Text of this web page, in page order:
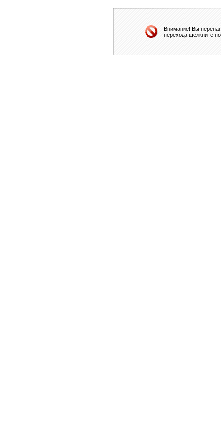
Внимание! Вы
перехода щелкните